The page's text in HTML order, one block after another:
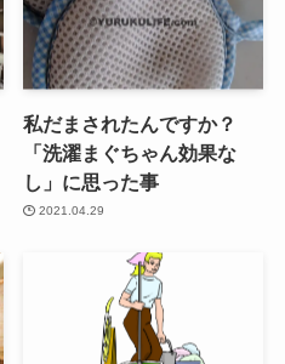
私だまされたんですか？
「洗濯まぐちゃん効果な
し」に思った事
2021.04.29